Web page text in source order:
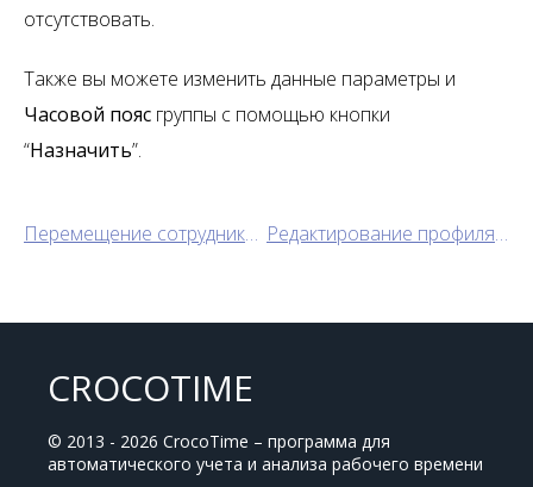
отсутствовать.
Также вы можете изменить данные параметры и
Часовой пояс группы с помощью кнопки
“Назначить”.
Перемещение сотрудника из одного отдела в другой Редактирование профиля сотрудника
CROCOTIME
© 2013 - 2026 CrocoTime – программа для
автоматического учета и анализа рабочего времени